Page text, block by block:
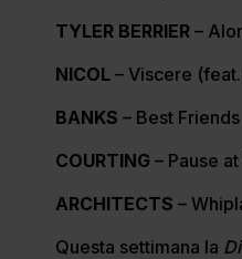
TYLER BERRIER –
NICOL– Viscere
BANKS – Best Friends
COURTING– Pause at
ARCHITECTS –
Questa settimana la